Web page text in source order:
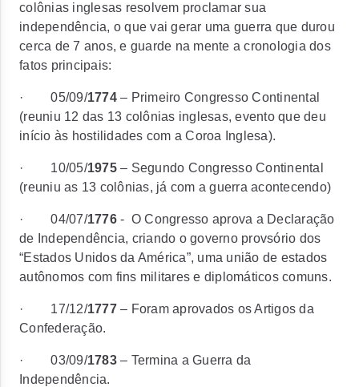
colônias inglesas resolvem proclamar sua
independência, o que vai gerar uma guerra que durou
cerca de 7 anos, e guarde na mente a cronologia dos
fatos principais:
· 05/09/1774 – Primeiro Congresso Continental
(reuniu 12 das 13 colônias inglesas, evento que deu
início às hostilidades com a Coroa Inglesa).
· 10/05/1975 – Segundo Congresso Continental
(reuniu as 13 colônias, já com a guerra acontecendo)
· 04/07/1776 - O Congresso aprova a Declaração
de Independência, criando o governo provsório dos
“Estados Unidos da América”, uma união de estados
autônomos com fins militares e diplomáticos comuns.
· 17/12/1777 – Foram aprovados os Artigos da
Confederação.
· 03/09/1783 – Termina a Guerra da
Independência.